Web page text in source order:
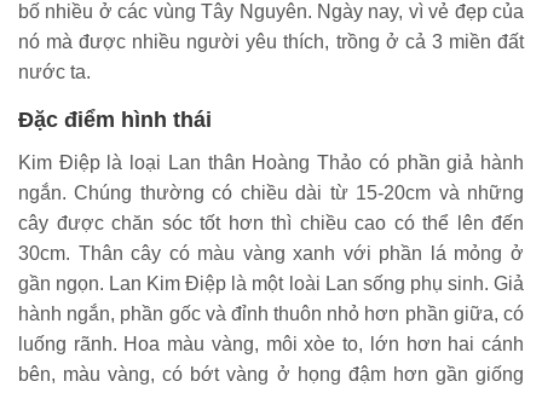
bố nhiều ở các vùng Tây Nguyên. Ngày nay, vì vẻ đẹp của
nó mà được nhiều người yêu thích, trồng ở cả 3 miền đất
nước ta.
Đặc điểm hình thái
Kim Điệp là loại Lan thân Hoàng Thảo có phần giả hành
ngắn. Chúng thường có chiều dài từ 15-20cm và những
cây được chăn sóc tốt hơn thì chiều cao có thể lên đến
30cm. Thân cây có màu vàng xanh với phần lá mỏng ở
gần ngọn. Lan Kim Điệp là một loài Lan sống phụ sinh. Giả
hành ngắn, phần gốc và đỉnh thuôn nhỏ hơn phần giữa, có
luống rãnh. Hoa màu vàng, môi xòe to, lớn hơn hai cánh
bên, màu vàng, có bớt vàng ở họng đậm hơn gần giống